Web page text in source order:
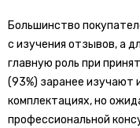
Большинство
с изучения отзывов, а
главную роль при
(93%) заранее
комплектациях, но
профессиональной